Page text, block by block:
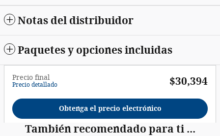
Notas del distribuidor
Paquetes y opciones incluidas
Precio final
Precio detallado $30,394
Obtenga el precio electrónico
También recomendado para ti ...